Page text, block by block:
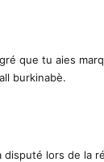
que tu aies
burkinabè.
lors de la